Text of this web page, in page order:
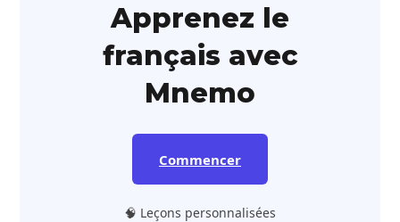
Apprenez le
français avec
Mnemo
Commencer
🧠 Leçons personnalisées